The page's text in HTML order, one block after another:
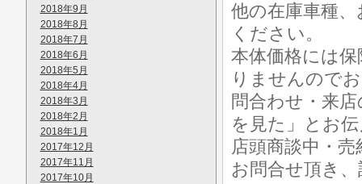
2018年9月
2018年8月
2018年7月
2018年6月
2018年5月
2018年4月
2018年3月
2018年2月
2018年1月
2017年12月
2017年11月
2017年10月
他の在庫車種
ください。
本体価格には
りませんので
問合わせ・来
を見た」とお
店頭商談中・
お問合せ頂き